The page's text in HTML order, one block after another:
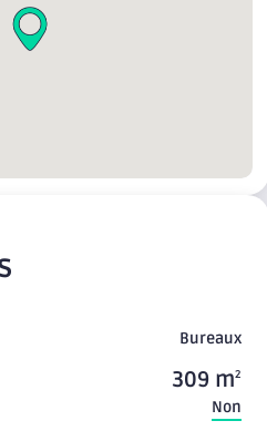
Bureaux
309 m2
Non